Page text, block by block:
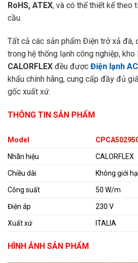
RoHS, ATEX, và có thể thiết kế theo
cầu.
Tất cả các sản phẩm Điện trở xả
trong hệ thống lạnh công nghiệp, kho
CALORFLEX đều được Điện lạnh
khẩu chính hãng, cung cấp đầy đủ
gốc xuất xứ.
THÔNG TIN SẢN PHẨM
Model
Nhãn hiệu CALORFLEX
Chiều dài Không giới
Công suất 50 W/m
Điện áp 230 V
Xuất xứ ITALIA
HÌNH ẢNH SẢN PHẨM